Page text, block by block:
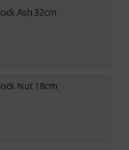
Ash 32cm
Nut 18cm